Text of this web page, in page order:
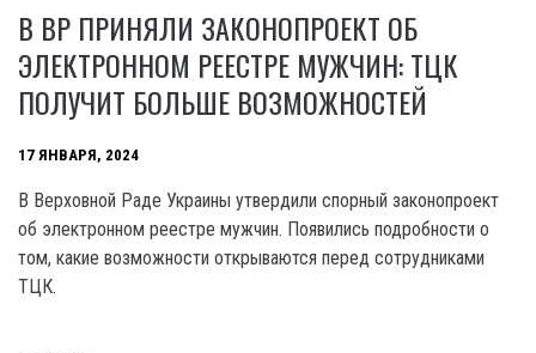
В ВР ПРИНЯЛИ ЗАКОНОПРОЕКТ ОБ
ЭЛЕКТРОННОМ РЕЕСТРЕ МУЖЧИН: ТЦК
ПОЛУЧИТ БОЛЬШЕ ВОЗМОЖНОСТЕЙ
17 ЯНВАРЯ, 2024
B Верховной Раде Украины утвердили спорный законопроект
об электронном реестре мужчин. Появились подробности о
том, какие возможности открываются перед сотрудниками
ТЦК.